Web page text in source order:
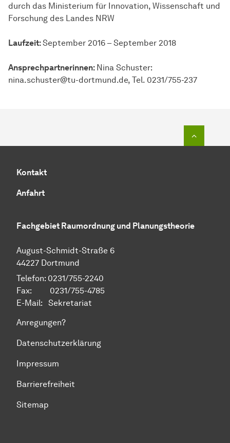
durch das Ministerium für Innovation, Wissenschaft und
Forschung des Landes NRW
Laufzeit:September 2016 – September 2018
Ansprechpartnerinnen: Nina Schuster:
nina.schuster@tu-dortmund.de, Tel. 0231/755-237
Kontakt
Anfahrt
Fachgebiet Raumordnung und Planungstheorie
August-Schmidt-Straße 6
44227 Dortmund
Telefon: 0231/755-2240
Fax: 0231/755-4785
E-Mail: Sekretariat
Anregungen?
Datenschutzerklärung
Impressum
Barrierefreiheit
Sitemap